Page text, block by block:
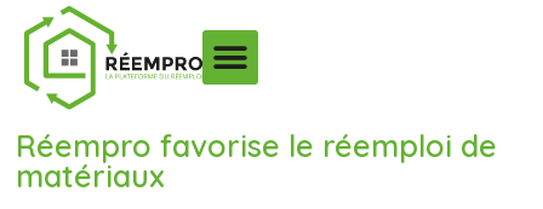
Réempro favorise le réemploi de
matériaux